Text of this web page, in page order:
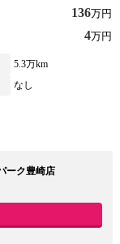
136万円
4万円
5.3万km
なし
ーク豊崎店